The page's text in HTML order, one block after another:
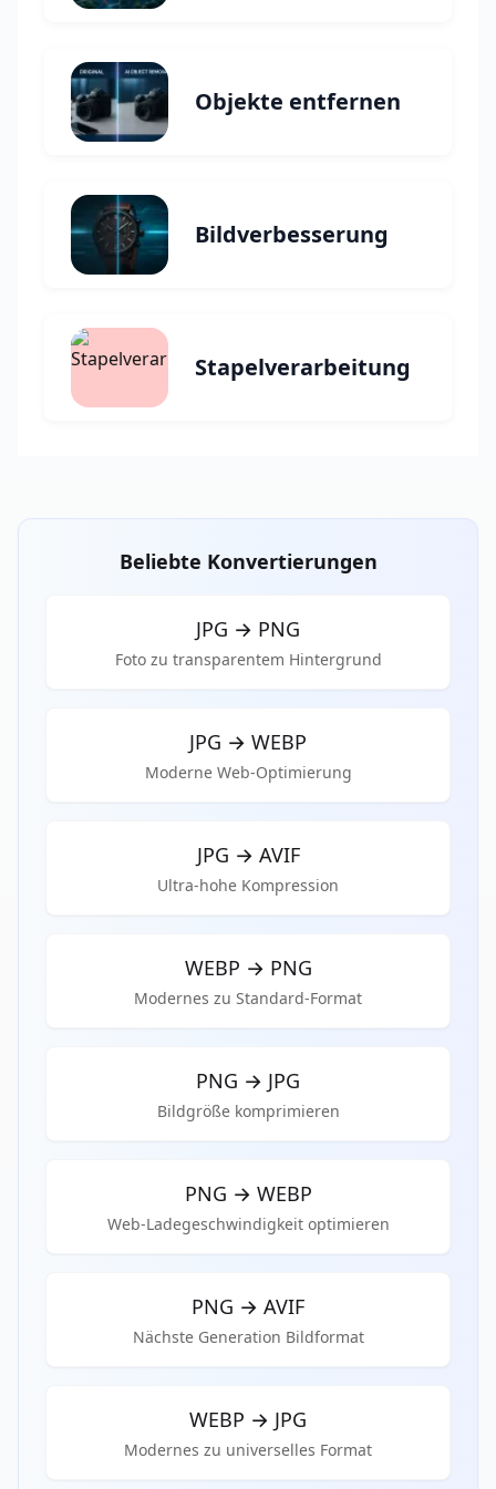
Objekte entfernen
Bildverbesserung
Stapelverarbeitung
Beliebte Konvertierungen
JPG → PNG
Foto zu transparentem Hintergrund
JPG → WEBP
Moderne Web-Optimierung
JPG → AVIF
Ultra-hohe Kompression
WEBP → PNG
Modernes zu Standard-Format
PNG → JPG
Bildgröße komprimieren
PNG → WEBP
Web-Ladegeschwindigkeit optimieren
PNG → AVIF
Nächste Generation Bildformat
WEBP → JPG
Modernes zu universelles Format